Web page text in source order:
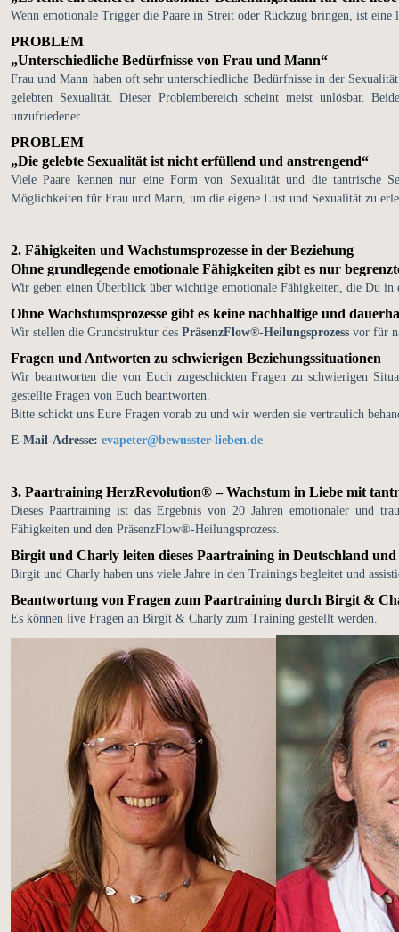
Wenn emotionale Trigger die Paare in Streit oder Rückzug bringen, ist
PROBLEM
„Unterschiedliche Bedürfnisse von Frau und Mann“
Frau und Mann haben oft sehr unterschiedliche Bedürfnisse in der
gelebten Sexualität. Dieser Problembereich scheint meist unlösbar.
unzufriedener.
PROBLEM
„Die gelebte Sexualität ist nicht erfüllend und anstrengend“
Viele Paare kennen nur eine Form von Sexualität und die tantrische
Möglichkeiten für Frau und Mann, um die eigene Lust und Sexualität zu
2. Fähigkeiten und Wachstumsprozesse in der Beziehung
Ohne grundlegende emotionale Fähigkeiten gibt es nur
Wir geben einen Überblick über wichtige emotionale Fähigkeiten, die Du in
Ohne Wachstumsprozesse gibt es keine nachhaltige und
Wir stellen die Grundstruktur des PräsenzFlow®-Heilungsprozess vor für
Fragen und Antworten zu schwierigen Beziehungssituationen
Wir beantworten die von Euch zugeschickten Fragen zu schwierigen
gestellte Fragen von Euch beantworten.
Bitte schickt uns Eure Fragen vorab zu und wir werden sie vertraulich
E-Mail-Adresse: evapeter@bewusster-lieben.de
3. Paartraining HerzRevolution® – Wachstum in Liebe mit
Dieses Paartraining ist das Ergebnis von 20 Jahren emotionaler und
Fähigkeiten und den PräsenzFlow®-Heilungsprozess.
Birgit und Charly leiten dieses Paartraining in Deutschland und
Birgit und Charly haben uns viele Jahre in den Trainings begleitet und
Beantwortung von Fragen zum Paartraining durch Birgit &
Es können live Fragen an Birgit & Charly zum Training gestellt werden.